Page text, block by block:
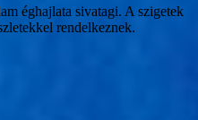
éghajlata sivatagi. A szigetek
rendelkeznek.